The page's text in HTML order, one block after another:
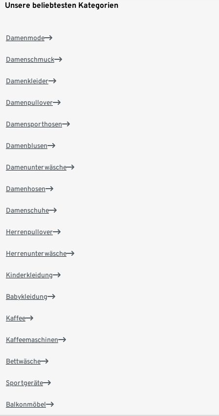
Unsere beliebtesten Kategorien
Damenmode
Damenschmuck
Damenkleider
Damenpullover
Damensporthosen
Damenblusen
Damenunterwäsche
Damenhosen
Damenschuhe
Herrenpullover
Herrenunterwäsche
Kinderkleidung
Babykleidung
Kaffee
Kaffeemaschinen
Bettwäsche
Sportgeräte
Balkonmöbel